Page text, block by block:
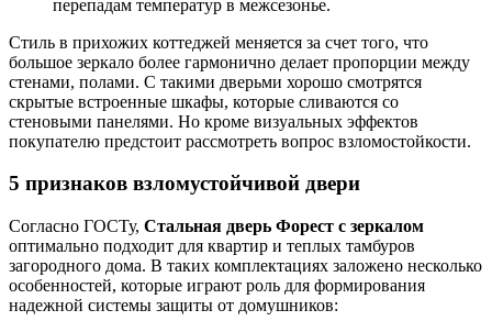
перепадам температур в межсезонье.
Стиль в прихожих коттеджей меняется за счет того, что
большое зеркало более гармонично делает пропорции между
стенами, полами. С такими дверьми хорошо смотрятся
скрытые встроенные шкафы, которые сливаются со
стеновыми панелями. Но кроме визуальных эффектов
покупателю предстоит рассмотреть вопрос взломостойкости.
5 признаков взломустойчивой двери
Согласно ГОСТу, Стальная дверь Форест с зеркалом
оптимально подходит для квартир и теплых тамбуров
загородного дома. В таких комплектациях заложено несколько
особенностей, которые играют роль для формирования
надежной системы защиты от домушников: